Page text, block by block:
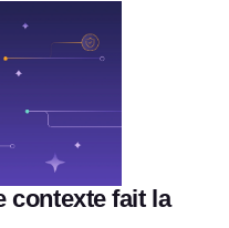
contexte fait la